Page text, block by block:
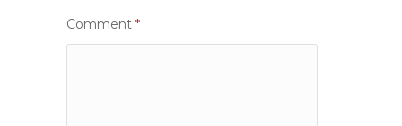
Comment *